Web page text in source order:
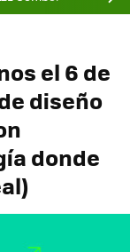
el 6 de
diseño
donde